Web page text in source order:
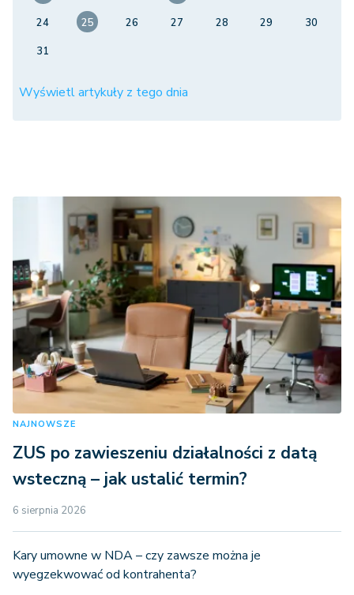
24
25 26 27 28 29
30
31
Wyświetl artykuły z tego dnia
NAJNOWSZE
ZUS po zawieszeniu działalności z datą
wsteczną – jak ustalić termin?
6 sierpnia 2026
Kary umowne w NDA – czy zawsze można je
wyegzekwować od kontrahenta?